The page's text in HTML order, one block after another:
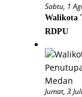
Sabtu, 1
Walikota
RDPU
Jumat, 3